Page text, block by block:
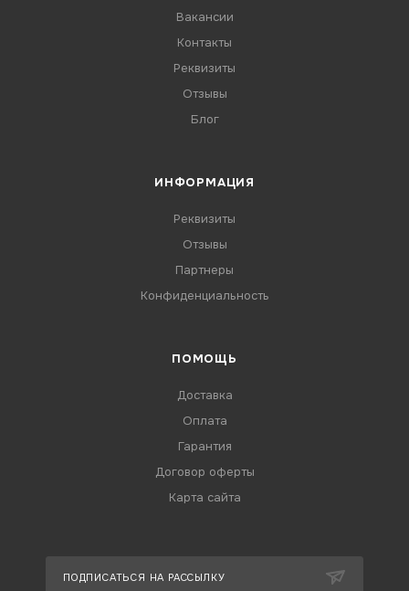
Вакансии
Контакты
Реквизиты
Отзывы
Блог
ИНФОРМАЦИЯ
Реквизиты
Отзывы
Партнеры
Конфиденциальность
ПОМОЩЬ
Доставка
Оплата
Гарантия
Договор оферты
Карта сайта
ПОДПИСАТЬСЯ НА РАССЫЛКУ